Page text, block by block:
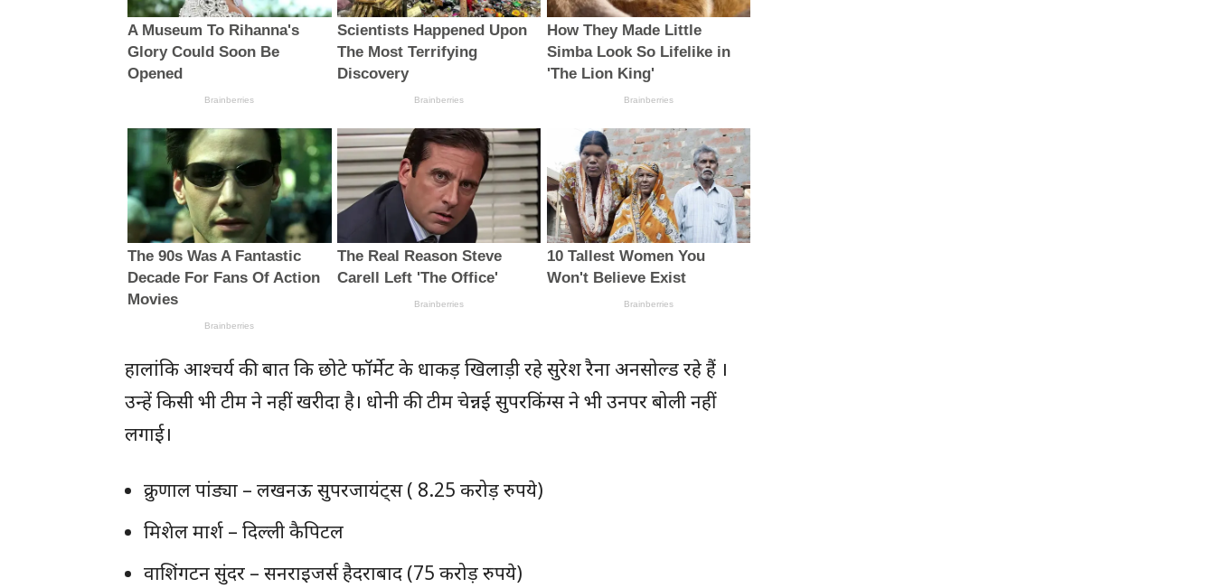
हालांकि आश्चर्य की बात कि छोटे फॉर्मेट के धाकड़ खिलाड़ी रहे सुरेश रैना अनसोल्ड रहे हैं ।
उन्हें किसी भी टीम ने नहीं खरीदा है। धोनी की टीम चेन्नई सुपरकिंग्स ने भी उनपर बोली नहीं
लगाई।
क्रुणाल पांड्या – लखनऊ सुपरजायंट्स ( 8.25 करोड़ रुपये)
मिशेल मार्श – दिल्ली कैपिटल
वाशिंगटन सुंदर – सनराइजर्स हैदराबाद (75 करोड़ रुपये)